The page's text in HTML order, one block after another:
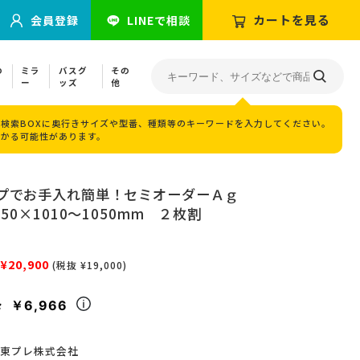
会員登録 LINEで相談 カートを見る
ミラ
ー
バスグ
ッズ
その
他
索BOXに奥行きサイズや型番、種類等のキーワードを入力してください。
る可能性があります。
でお手入れ簡単！セミオーダーＡｇ
～1050mm ２枚割
¥20,900 (税抜 ¥19,000)
￥6,966
東プレ株式会社